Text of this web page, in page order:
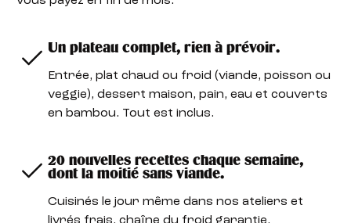
Un plateau complet, rien à prévoir.
Entrée, plat chaud ou froid (viande, poisson ou
veggie), dessert maison, pain, eau et couverts
en bambou. Tout est inclus.
20 nouvelles recettes chaque semaine,
dont la moitié sans viande.
Cuisinés le jour même dans nos ateliers et